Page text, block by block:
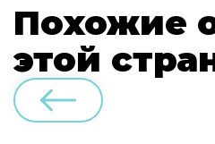
Похожие
этой